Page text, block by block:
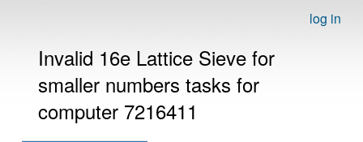
log in
Invalid 16e Lattice Sieve for
smaller numbers tasks for
computer 7216411